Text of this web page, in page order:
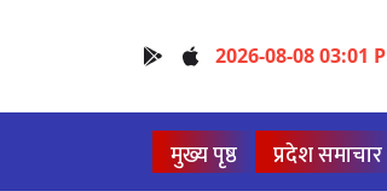
2026-08-08 03:01
मुख्य पृष्ठ प्रदेश समाचार